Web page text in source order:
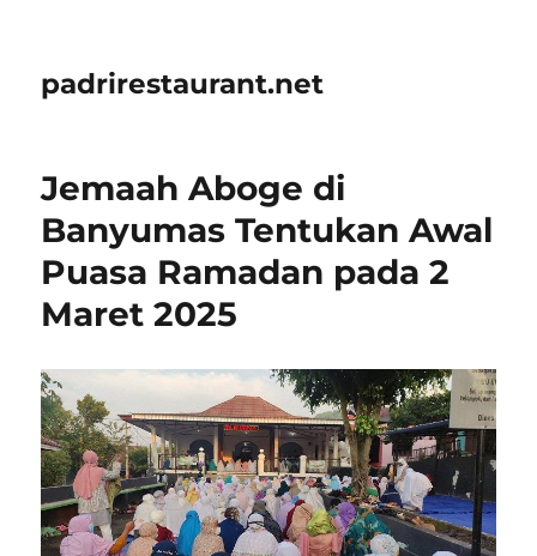
padrirestaurant.net
Jemaah Aboge di
Banyumas Tentukan Awal
Puasa Ramadan pada 2
Maret 2025